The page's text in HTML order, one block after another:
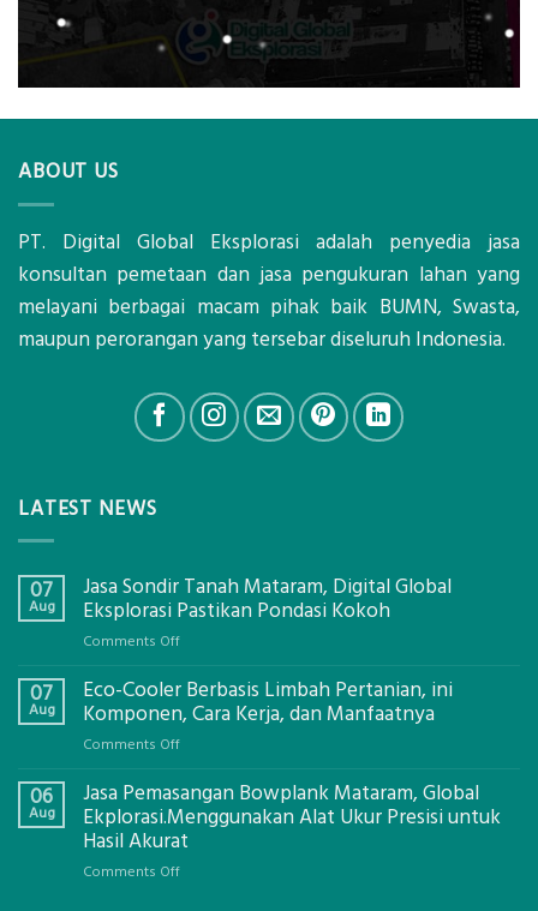
ABOUT US
PT. Digital Global Eksplorasi adalah penyedia jasa
konsultan pemetaan dan jasa pengukuran lahan yang
melayani berbagai macam pihak baik BUMN, Swasta,
maupun perorangan yang tersebar diseluruh Indonesia.
LATEST NEWS
07
Aug
Jasa Sondir Tanah Mataram, Digital Global
Eksplorasi Pastikan Pondasi Kokoh
Comments Offon
Sondir
Tanah
Eksplorasi
Pastikan
Pondasi
Kokoh
07
Aug
Eco-Cooler Berbasis Limbah Pertanian, ini
Komponen, Cara Kerja, dan Manfaatnya
Comments Offon
Cooler
Berbasis
Limbah
06
Aug
Jasa Pemasangan Bowplank Mataram, Global
Ekplorasi.Menggunakan Alat Ukur Presisi untuk
Hasil Akurat
Comments Offon